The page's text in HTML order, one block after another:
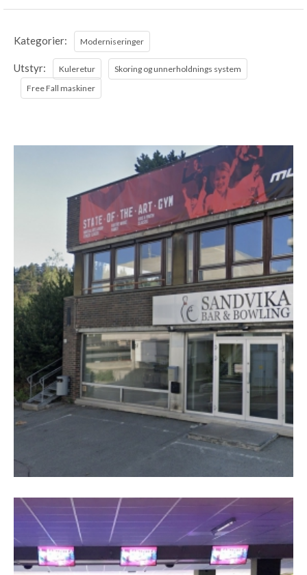
Kategorier: Moderniseringer
Utstyr: Kuleretur
Skoring og unnerholdnings system
Free Fall maskiner